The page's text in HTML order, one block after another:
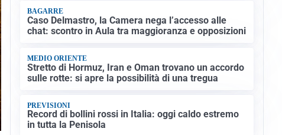
BAGARRE
Caso Delmastro, la Camera nega l’accesso alle
chat: scontro in Aula tra maggioranza e opposizioni
MEDIO ORIENTE
Stretto di Hormuz, Iran e Oman trovano un accordo
sulle rotte: si apre la possibilità di una tregua
PREVISIONI
Record di bollini rossi in Italia: oggi caldo estremo
in tutta la Penisola